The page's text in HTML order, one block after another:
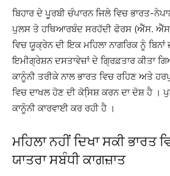
ਬਿਹਾਰ ਦੇ ਪੂਰਬੀ ਚੰਪਾਰਨ ਜਿਲੇ ਵਿਚ ਭਾਰਤ-
ਪੁਲਸ ਤੇ ਹਥਿਆਰਬੰਦ ਸਰਹੱਦੀ ਫੋਰਸ (ਐੱਸ. ਐੱਸ.
ਵਿਚ ਯੂਕ੍ਰੇਨ ਦੀ ਇਕ ਮਹਿਲਾ ਨਾਗਰਿਕ ਨੂੰ
ਇਮੀਗ੍ਰੇਸ਼ਨ ਦਸਤਾਵੇਜ਼ਾਂ ਦੇ ਗ੍ਰਿਫ਼ਤਾਰ ਕੀਤਾ
ਕਾਨੂੰਨੀ ਤਰੀਕੇ ਨਾਲ ਭਾਰਤ ਵਿਚ ਰਹਿਣ ਅਤੇ
ਵਿਚ ਦਾਖਲ ਹੋਣ ਦੀ ਕੋਸਿ਼ਸ਼ ਕਰਨ ਦਾ ਦੋਸ਼ ਹੈ ।
ਕਾਨੂੰਨੀ ਕਾਰਵਾਈ ਕਰ ਰਹੀ ਹੈ ।
ਮਹਿਲਾ ਨਹੀਂ ਦਿਖਾ ਸਕੀ ਭਾਰਤ
ਯਾਤਰਾ ਸਬੰਧੀ ਕਾਗਜ਼ਾਤ